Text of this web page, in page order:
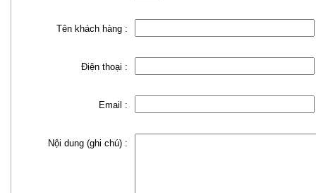
Tên khách hàng :
Điện thoại :
Email :
Nội dung (ghi chú) :